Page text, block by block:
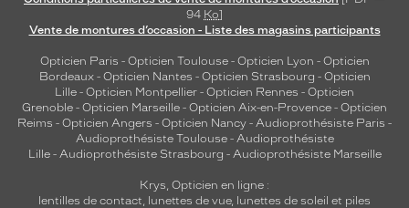
94 Ko]
Vente de montures d’occasion - Liste des magasins participants
Opticien Paris - Opticien Toulouse- Opticien Lyon - Opticien
Bordeaux- Opticien Nantes - Opticien Strasbourg - Opticien
Lille - Opticien Montpellier - Opticien Rennes - Opticien
Grenoble - Opticien Marseille - Opticien Aix-en-Provence - Opticien
Reims - Opticien Angers - Opticien Nancy - Audioprothésiste Paris -
Audioprothésiste Toulouse- Audioprothésiste
Lille- Audioprothésiste Strasbourg - Audioprothésiste Marseille
Krys, Opticien en ligne :
lentilles de contact, lunettes de vue, lunettes de soleil et piles